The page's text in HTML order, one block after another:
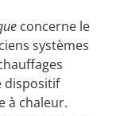
concerne le
systèmes
dispositif
à chaleur.